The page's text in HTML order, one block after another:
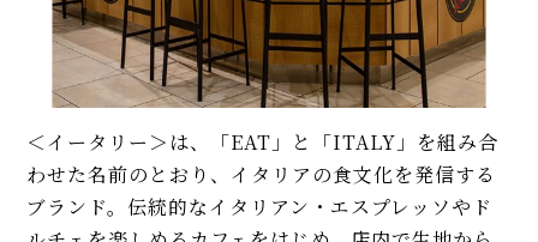
＜イータリー＞は、「EAT」と「ITALY」を組み合
わせた名前のとおり、イタリアの食文化を発信する
ブランド。伝統的なイタリアン・エスプレッソやド